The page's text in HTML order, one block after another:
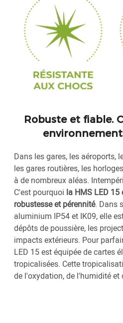
Robuste et fiable.
Dans les gares, les aéroports,
les gares routières, les
à de nombreux aléas.
C'est pourquoi la HMS LED
robustesse et pérennité. Dans
aluminium IP54 et IK09, elle
dépôts de poussière, les
impacts extérieurs. Pour
LED 15 est équipée de cartes
tropicalisées. Cette
de l'oxydation, de l'humidité et